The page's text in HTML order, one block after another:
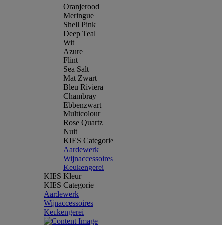
Oranjerood
Meringue
Shell Pink
Deep Teal
Wit
Azure
Flint
Sea Salt
Mat Zwart
Bleu Riviera
Chambray
Ebbenzwart
Multicolour
Rose Quartz
Nuit
KIES Categorie
Aardewerk
Wijnaccessoires
Keukengerei
KIES Kleur
KIES Categorie
Aardewerk
Wijnaccessoires
Keukengerei